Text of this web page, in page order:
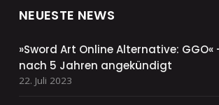
NEUESTE NEWS
»Sword Art Online Alternative: GGO«
nach 5 Jahren angekündigt
22. Juli 2023